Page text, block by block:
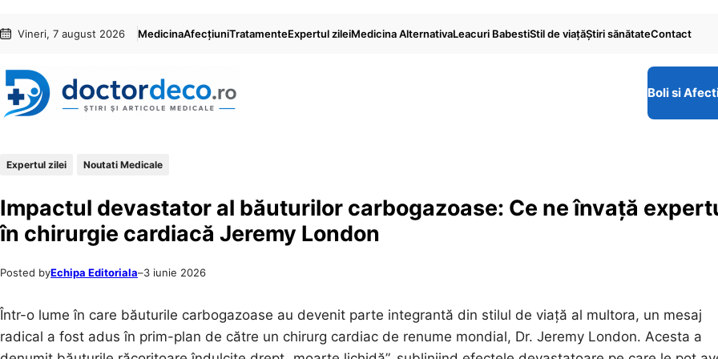
conținut
content
Vineri, 7 august 2026 MedicinaAfecțiuniTratamenteExpertul zileiMedicina AlternativaLeacuri BabestiStil de viaţăŞtiri sănătateContact
Boli si
Expertul zilei Noutati Medicale
Impactul devastator al băuturilor carbogazoase: Ce ne învață
în chirurgie cardiacă Jeremy London
Posted byEchipa Editoriala–3 iunie 2026
Într-o lume în care băuturile carbogazoase au devenit parte integrantă din stilul de viață al multora, un mesaj
radical a fost adus în prim-plan de către un chirurg cardiac de renume mondial, Dr. Jeremy London. Acesta a